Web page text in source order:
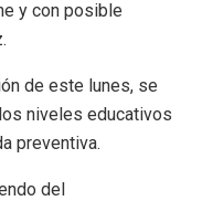
y con posible
de este lunes, se
niveles educativos
preventiva.
del